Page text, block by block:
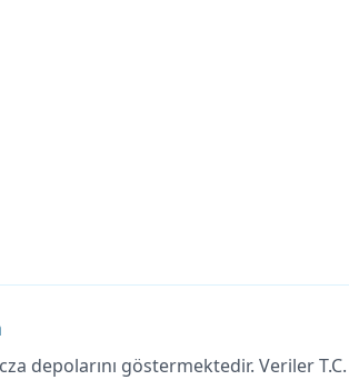
depolarını göstermektedir. Veriler T.C.